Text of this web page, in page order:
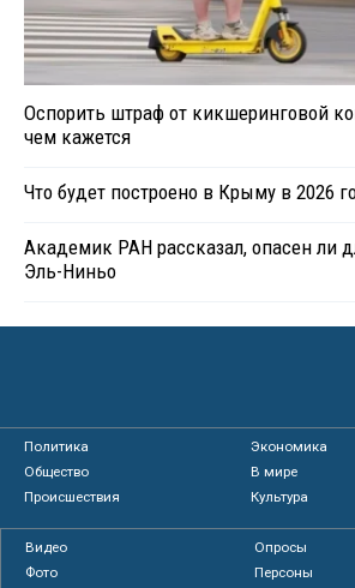
Оспорить штраф от кикшеринговой
чем кажется
Что будет построено в Крыму в 2026
Академик РАН рассказал, опасен ли
Эль-Ниньо
Политика
Экономика
Общество
В мире
Происшествия
Культура
Видео
Опросы
Фото
Персоны